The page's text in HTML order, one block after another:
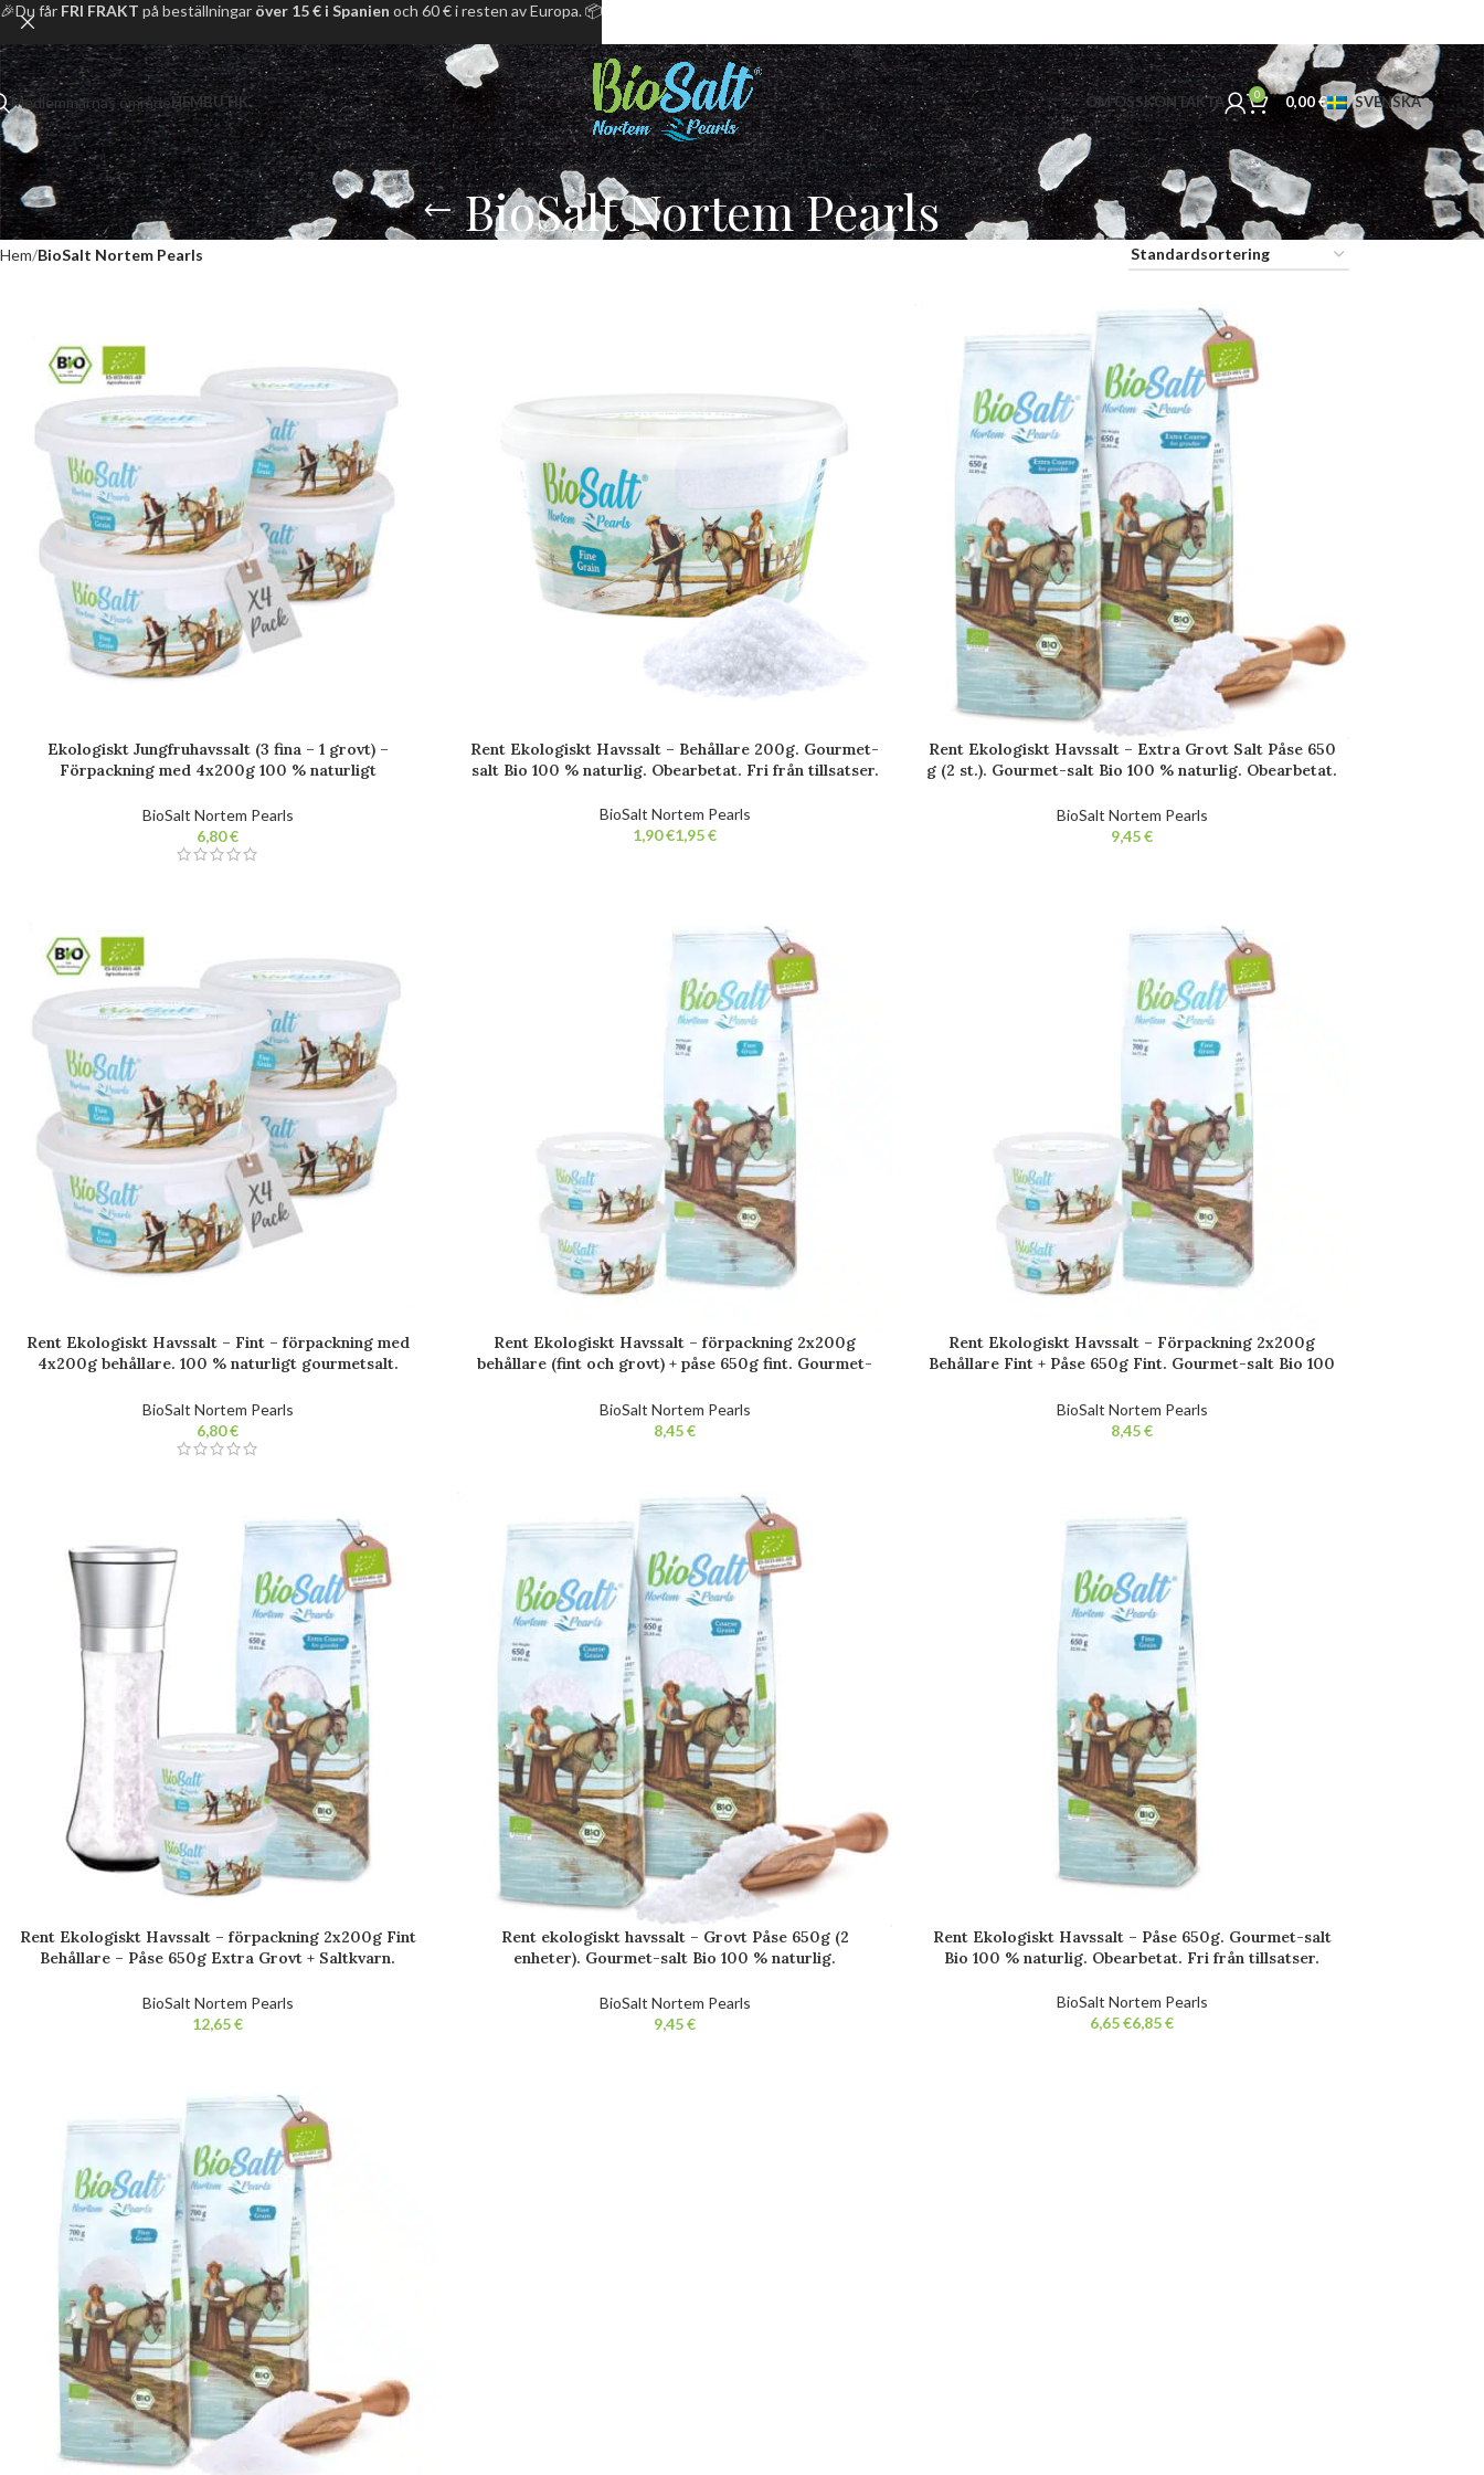
Medlemmarnas områdeHEMBUTIK OM OSSKONTAKTA 0 0,00€ SVENSKA
BioSalt Nortem Pearls
Hem BioSalt Nortem Pearls
Ekologiskt Jungfruhavssalt (3 fina – 1 grovt) –
Förpackning med 4x200g 100 % naturligt
BioSalt Nortem Pearls
€
Rent Ekologiskt Havssalt – Behållare 200g. Gourmet-
salt Bio 100 % naturlig. Obearbetat. Fri från tillsatser.
BioSalt Nortem Pearls
€
€
Rent Ekologiskt Havssalt – Extra Grovt Salt Påse 650
g (2 st.). Gourmet-salt Bio 100 % naturlig. Obearbetat.
BioSalt Nortem Pearls
€
Rent Ekologiskt Havssalt – Fint – förpackning med
4x200g behållare. 100 % naturligt gourmetsalt.
BioSalt Nortem Pearls
€
Rent Ekologiskt Havssalt – förpackning 2x200g
behållare (fint och grovt) + påse 650g fint. Gourmet-
BioSalt Nortem Pearls
€
Rent Ekologiskt Havssalt – Förpackning 2x200g
Behållare Fint + Påse 650g Fint. Gourmet-salt Bio 100
BioSalt Nortem Pearls
€
Rent Ekologiskt Havssalt – förpackning 2x200g Fint
Behållare – Påse 650g Extra Grovt + Saltkvarn.
tillsatser.
BioSalt Nortem Pearls
€
Rent ekologiskt havssalt – Grovt Påse 650g (2
enheter). Gourmet-salt Bio 100 % naturlig.
BioSalt Nortem Pearls
€
Rent Ekologiskt Havssalt – Påse 650g. Gourmet-salt
Bio 100 % naturlig. Obearbetat. Fri från tillsatser.
BioSalt Nortem Pearls
€
€
🎉Du får FRI FRAKT på beställningar över 15 € i Spanien och 60 € i resten av Europa. 📦